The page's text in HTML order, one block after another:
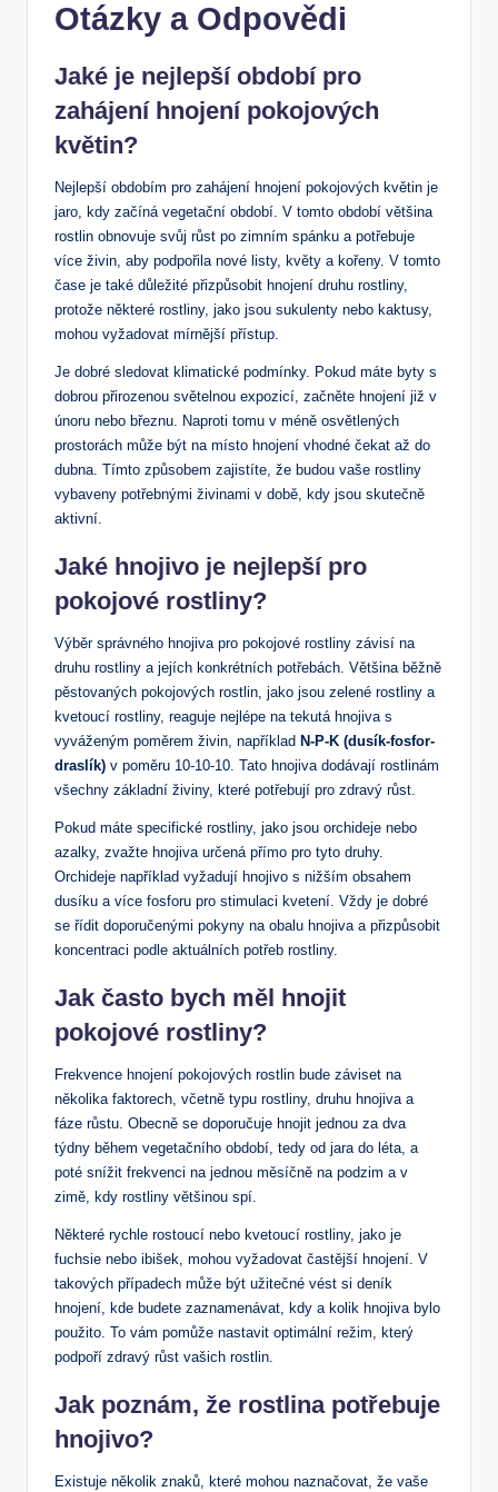
Otázky a Odpovědi
Jaké je nejlepší období pro
zahájení hnojení pokojových
květin?
Nejlepší obdobím pro zahájení hnojení pokojových květin je
jaro, kdy začíná vegetační období. V tomto období většina
rostlin obnovuje svůj růst po zimním spánku a potřebuje
více živin, aby podpořila nové listy, květy a kořeny. V tomto
čase je také důležité přizpůsobit hnojení druhu rostliny,
protože některé rostliny, jako jsou sukulenty nebo kaktusy,
mohou vyžadovat mírnější přístup.
Je dobré sledovat klimatické podmínky. Pokud máte byty s
dobrou přirozenou světelnou expozicí, začněte hnojení již v
únoru nebo březnu. Naproti tomu v méně osvětlených
prostorách může být na místo hnojení vhodné čekat až do
dubna. Tímto způsobem zajistíte, že budou vaše rostliny
vybaveny potřebnými živinami v době, kdy jsou skutečně
aktivní.
Jaké hnojivo je nejlepší pro
pokojové rostliny?
Výběr správného hnojiva pro pokojové rostliny závisí na
druhu rostliny a jejích konkrétních potřebách. Většina běžně
pěstovaných pokojových rostlin, jako jsou zelené rostliny a
kvetoucí rostliny, reaguje nejlépe na tekutá hnojiva s
vyváženým poměrem živin, například N-P-K (dusík-fosfor-
draslík) v poměru 10-10-10. Tato hnojiva dodávají rostlinám
všechny základní živiny, které potřebují pro zdravý růst.
Pokud máte specifické rostliny, jako jsou orchideje nebo
azalky, zvažte hnojiva určená přímo pro tyto druhy.
Orchideje například vyžadují hnojivo s nižším obsahem
dusíku a více fosforu pro stimulaci kvetení. Vždy je dobré
se řídit doporučenými pokyny na obalu hnojiva a přizpůsobit
koncentraci podle aktuálních potřeb rostliny.
Jak často bych měl hnojit
pokojové rostliny?
Frekvence hnojení pokojových rostlin bude záviset na
několika faktorech, včetně typu rostliny, druhu hnojiva a
fáze růstu. Obecně se doporučuje hnojit jednou za dva
týdny během vegetačního období, tedy od jara do léta, a
poté snížit frekvenci na jednou měsíčně na podzim a v
zimě, kdy rostliny většinou spí.
Některé rychle rostoucí nebo kvetoucí rostliny, jako je
fuchsie nebo ibišek, mohou vyžadovat častější hnojení. V
takových případech může být užitečné vést si deník
hnojení, kde budete zaznamenávat, kdy a kolik hnojiva bylo
použito. To vám pomůže nastavit optimální režim, který
podpoří zdravý růst vašich rostlin.
Jak poznám, že rostlina potřebuje
hnojivo?
Existuje několik znaků, které mohou naznačovat, že vaše